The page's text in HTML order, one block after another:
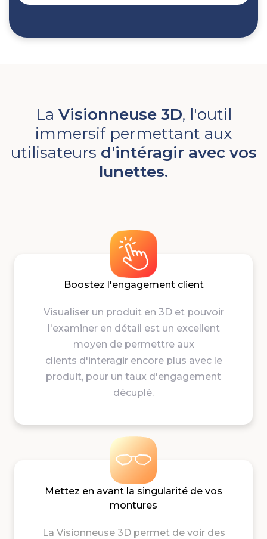
La Visionneuse 3D, l'outil
immersif permettant aux
utilisateurs d'intéragir avec vos
lunettes.
Boostez l'engagement client
Visualiser un produit en 3D et pouvoir
l'examiner en détail est un excellent
moyen de permettre aux
clients d'interagir encore plus avec le
produit, pour un taux d'engagement
décuplé.
Mettez en avant la singularité de vos
montures
La Visionneuse 3D permet de voir des